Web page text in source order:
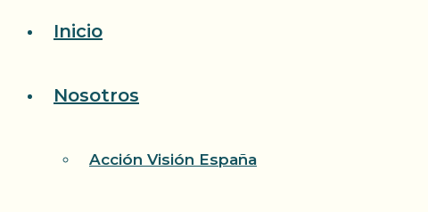
Inicio
Nosotros
Acción Visión España